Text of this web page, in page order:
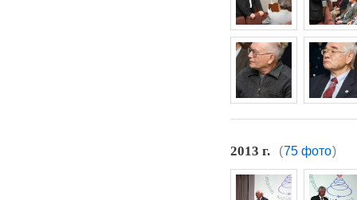
2013 г. (75 фото)